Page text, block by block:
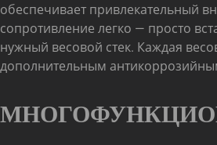
обеспечивает привлекательный
сопротивление легко — просто
нужный весовой стек. Каждая
дополнительным